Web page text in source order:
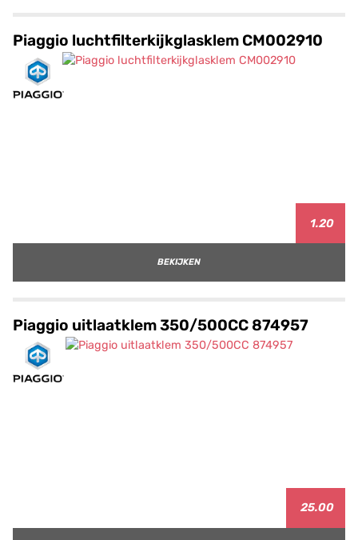
Piaggio luchtfilterkijkglasklem CM002910
1.20
BEKIJKEN
Piaggio uitlaatklem 350/500CC 874957
25.00